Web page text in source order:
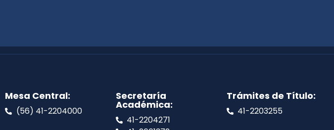
Mesa Central:
(56) 41-2204000
Secretaría
Académica:
41-2204271
Trámites de Título:
41-2203255